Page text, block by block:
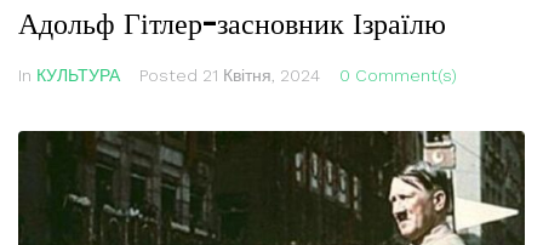
Адольф Гітлер-засновник Ізраїлю
In КУЛЬТУРА Posted 21 Квітня, 2024 0 Comment(s)